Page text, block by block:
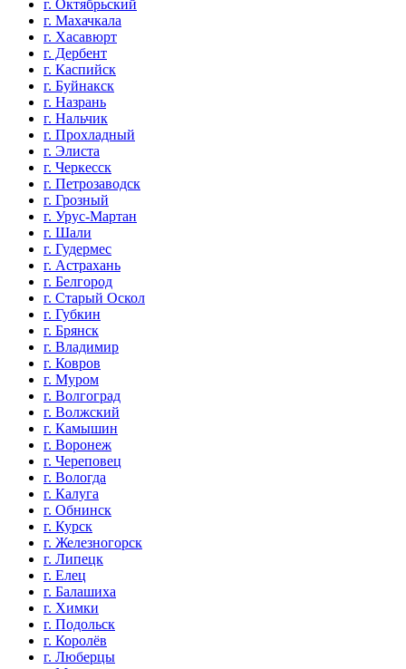
г. Октябрьский
г. Махачкала
г. Хасавюрт
г. Дербент
г. Каспийск
г. Буйнакск
г. Назрань
г. Нальчик
г. Прохладный
г. Элиста
г. Черкесск
г. Петрозаводск
г. Грозный
г. Урус-Мартан
г. Шали
г. Гудермес
г. Астрахань
г. Белгород
г. Старый Оскол
г. Губкин
г. Брянск
г. Владимир
г. Ковров
г. Муром
г. Волгоград
г. Волжский
г. Камышин
г. Воронеж
г. Череповец
г. Вологда
г. Калуга
г. Обнинск
г. Курск
г. Железногорск
г. Липецк
г. Елец
г. Балашиха
г. Химки
г. Подольск
г. Королёв
г. Люберцы